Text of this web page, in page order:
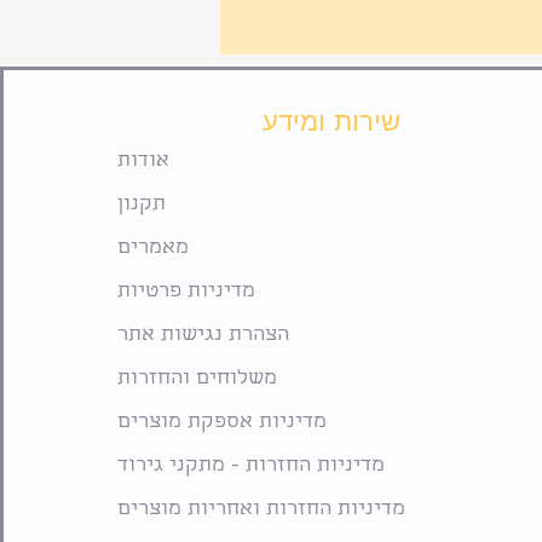
שירות ומידע
אודות
תקנון
מאמרים
מדיניות פרטיות
הצהרת נגישות אתר
משלוחים והחזרות
מדיניות אספקת מוצרים
מדיניות החזרות - מתקני גירוד
מדיניות החזרות ואחריות מוצרים